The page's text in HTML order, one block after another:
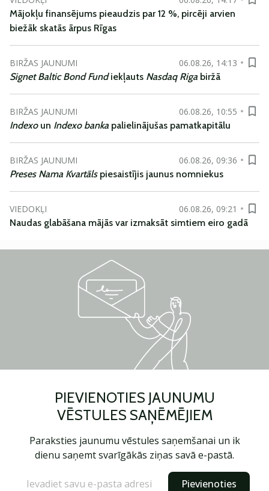
Mājokļu finansējums pieaudzis par 12 %, pircēji arvien
biežāk skatās ārpus Rīgas
BIRŽAS JAUNUMI
06.08.26, 14:13
Signet Baltic Bond Fundiekļauts Nasdaq Riga biržā
BIRŽAS JAUNUMI
06.08.26, 10:55
Indexoun Indexo banka palielinājušas pamatkapitālu
BIRŽAS JAUNUMI
06.08.26, 09:36
Preses Nama Kvartāls piesaistījis jaunus nomniekus
VIEDOKĻI
06.08.26, 09:21
Naudas glabāšana mājās var izmaksāt simtiem eiro gadā
PIEVIENOTIES JAUNUMU
VĒSTULES SAŅĒMĒJIEM
Paraksties jaunumu vēstules saņemšanai un ik
dienu saņemt svarīgākās ziņas savā e-pastā.
Pievienoties